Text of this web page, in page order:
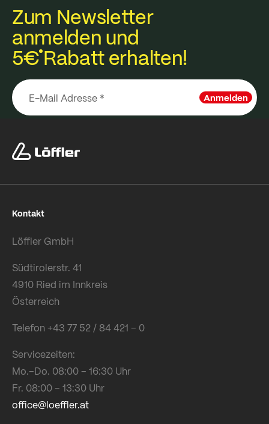
Zum Newsletter
anmelden und
5€Rabatt erhalten!
Anmelden
Kontakt
Löffler GmbH
Südtirolerstr. 41
4910 Ried im Innkreis
Österreich
Telefon +43 77 52 / 84 421 – 0
Servicezeiten:
Mo.–Do. 08:00 – 16:30 Uhr
Fr. 08:00 – 13:30 Uhr
office@loeffler.at